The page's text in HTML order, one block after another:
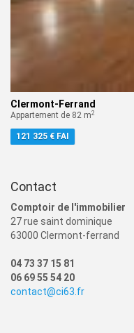
Clermont-Ferrand
Appartement de 82 m2
121 325 € FAI
Contact
Comptoir de l'immobilier
27 rue saint dominique
63000 Clermont-ferrand
04 73 37 15 81
06 69 55 54 20
contact@ci63.fr